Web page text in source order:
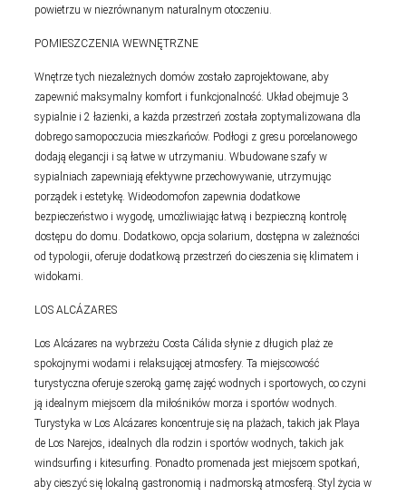
powietrzu w niezrównanym naturalnym otoczeniu.
POMIESZCZENIA WEWNĘTRZNE
Wnętrze tych niezależnych domów zostało zaprojektowane, aby
zapewnić maksymalny komfort i funkcjonalność. Układ obejmuje 3
sypialnie i 2 łazienki, a każda przestrzeń została zoptymalizowana dla
dobrego samopoczucia mieszkańców. Podłogi z gresu porcelanowego
dodają elegancji i są łatwe w utrzymaniu. Wbudowane szafy w
sypialniach zapewniają efektywne przechowywanie, utrzymując
porządek i estetykę. Wideodomofon zapewnia dodatkowe
bezpieczeństwo i wygodę, umożliwiając łatwą i bezpieczną kontrolę
dostępu do domu. Dodatkowo, opcja solarium, dostępna w zależności
od typologii, oferuje dodatkową przestrzeń do cieszenia się klimatem i
widokami.
LOS ALCÁZARES
Los Alcázares na wybrzeżu Costa Cálida słynie z długich plaż ze
spokojnymi wodami i relaksującej atmosfery. Ta miejscowość
turystyczna oferuje szeroką gamę zajęć wodnych i sportowych, co czyni
ją idealnym miejscem dla miłośników morza i sportów wodnych.
Turystyka w Los Alcázares koncentruje się na plażach, takich jak Playa
de Los Narejos, idealnych dla rodzin i sportów wodnych, takich jak
windsurfing i kitesurfing. Ponadto promenada jest miejscem spotkań,
aby cieszyć się lokalną gastronomią i nadmorską atmosferą. Styl życia w